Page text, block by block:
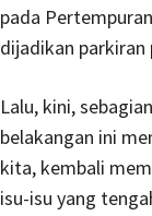
pada
dijadikan parkiran
Lalu, kini,
belakangan ini
kita, kembali
isu-isu yang